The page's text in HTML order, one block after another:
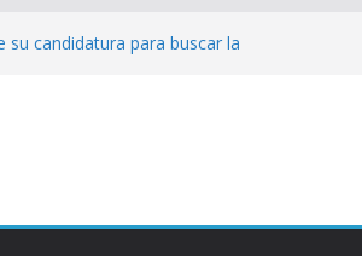
su candidatura para buscar la
Investigan crimen de un hombre en el
e incidentes marcaron la